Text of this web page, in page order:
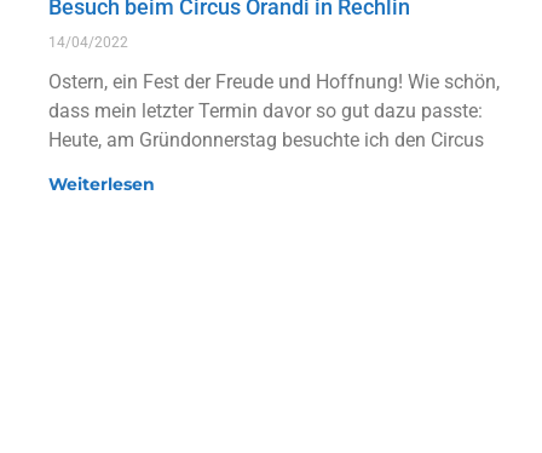
Besuch beim Circus Orandi in Rechlin
14/04/2022
Ostern, ein Fest der Freude und Hoffnung! Wie schön,
dass mein letzter Termin davor so gut dazu passte:
Heute, am Gründonnerstag besuchte ich den Circus
Weiterlesen